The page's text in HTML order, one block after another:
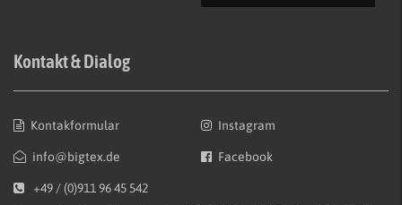
Kontakt & Dialog
Kontakformular
info@bigtex.de
Instagram
Facebook
+49 / (0)911 96 45 542